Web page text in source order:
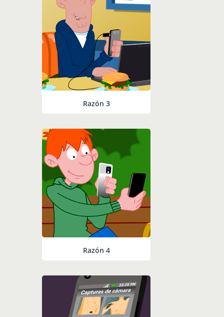
Razón 3
Razón 4